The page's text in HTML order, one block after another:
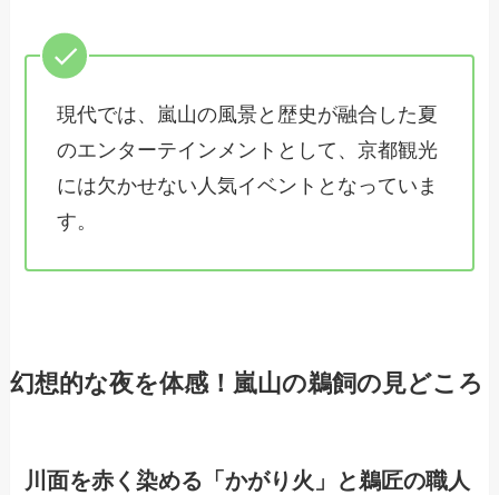
現代では、嵐山の風景と歴史が融合した夏
のエンターテインメントとして、京都観光
には欠かせない人気イベントとなっていま
す。
幻想的な夜を体感！嵐山の鵜飼の見どころ
川面を赤く染める「かがり火」と鵜匠の職人